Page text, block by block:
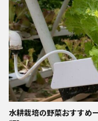
水耕栽培の野菜おすすめ